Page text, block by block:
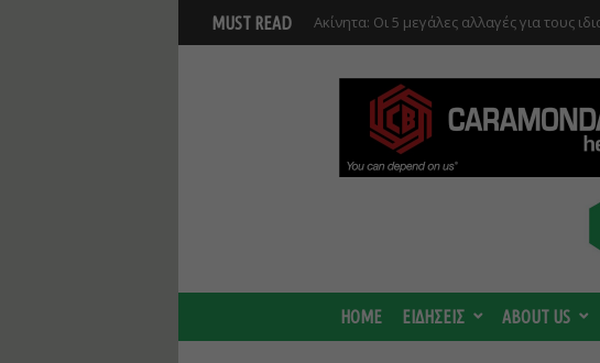
MUST READ Νέο masterplan για 5.000 στρέμματα στον
αναπτύξεις
HOME ΕΙΔΗΣΕΙΣ ABOUT US